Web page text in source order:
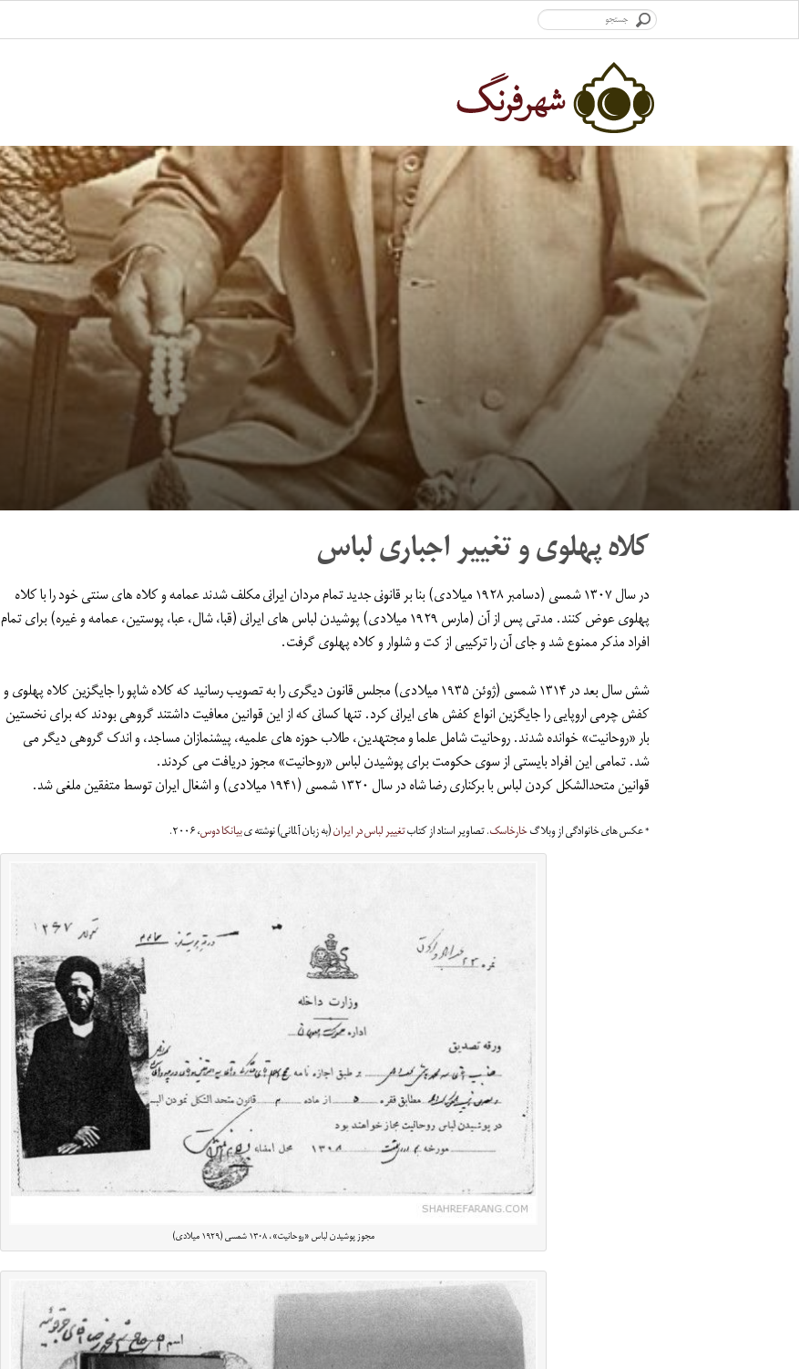
کلاه پهلوی و تغییر اجباری لباس
در سال ١٣٠۷ شمسى (دسامبر ۱۹۲۸ میلادی) بنا بر قانونى جدید تمام مردان ایرانى مکلف شدند عمامه و کلاه های سنتی خود را با کلاه
پهلوى عوض کنند. مدتی پس از آن (مارس ۱۹۲۹ میلادی) پوشیدن لباس هاى ایرانى (قبا، شال، عبا، پوستین، عمامه و غیره) براى تمام
افراد مذکر ممنوع شد و جاى آن را ترکیبى از کت و شلوار و کلاه پهلوى گرفت.
شش سال بعد در ١٣۱۴ شمسى (ژوئن ١٩٣۵ میلادی) مجلس قانون دیگرى را به تصویب رسانید که کلاه شاپو را جایگزین کلاه پهلوى و
کفش چرمى اروپایى را جایگزین انواع کفش هاى ایرانى کرد. تنها کسانى که از این قوانین معافیت داشتند گروهى بودند که براى نخستین
بار «روحانیت» خوانده شدند. روحانیت شامل علما و مجتهدین، طلاب حوزه هاى علمیه، پیشنمازان مساجد، و اندک گروهى دیگر مى
شد. تمامى این افراد بایستى از سوى حکومت براى پوشیدن لباس «روحانیت» مجوز دریافت مى کردند.
قوانین متحدالشکل کردن لباس با برکنارى رضا شاه در سال ١٣٢٠ شمسى (۱۹۴۱ میلادی) و اشغال ایران توسط متفقین ملغى شد.
* عکس های خانوادگی از وبلاگخارخاسک. تصاویر اسناد از کتابتغییر لباس در ایران(به زبان آلمانی) نوشته یبیانکا دوس، ۲۰۰۶.
مجوز پوشیدن لباس «روحانیت»، ۱۳۰۸ شمسی (۱۹۲۹ میلادی)